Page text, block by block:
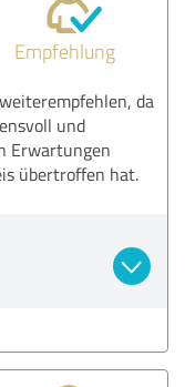
Empfehlung
da
und
Erwartungen
übertroffen hat.